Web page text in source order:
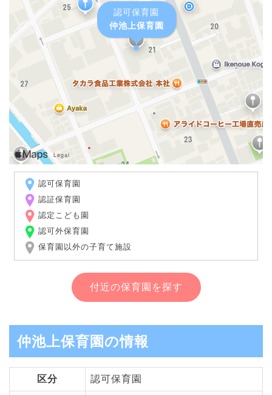
認可保育園
仲池上保育園
認可保育園
認証保育園
認定こども園
認可外保育園
保育園以外の子育て施設
付近の保育園を探す
仲池上保育園の情報
区分 認可保育園